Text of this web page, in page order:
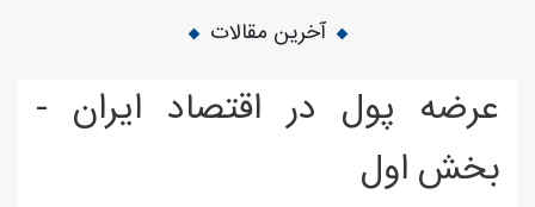
آخرین مقالات
عرضه پول در اقتصاد ايران -
بخش اول